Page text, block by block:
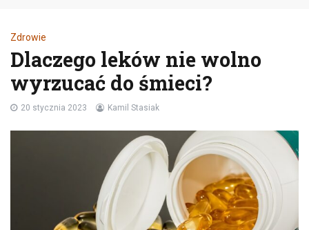
Zdrowie
Dlaczego leków nie wolno
wyrzucać do śmieci?
20 stycznia 2023 Kamil Stasiak